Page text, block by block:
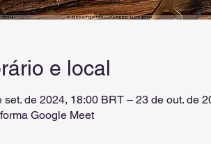
e local
set. de 2024, 18:00 BRT – 23 de out. de
Google Meet